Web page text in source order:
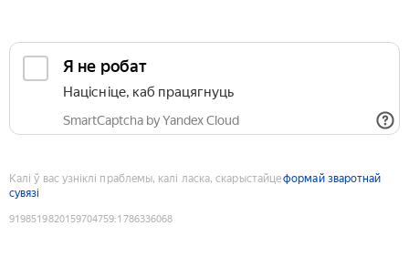
Я не робат
Націсніце, каб працягнуць
SmartCaptcha by Yandex Cloud
Калі ў вас узніклі праблемы, калі ласка, скарыстайцеформай зваротнай
сувязі
9198519820159704759:1786336068